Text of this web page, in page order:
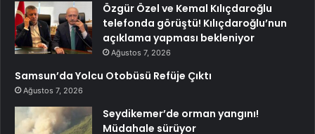
Özgür Özel ve Kemal Kılıçdaroğlu
telefonda görüştü! Kılıçdaroğlu’nun
açıklama yapması bekleniyor
Ağustos 7, 2026
Samsun’da Yolcu Otobüsü Refüje Çıktı
Ağustos 7, 2026
Seydikemer’de orman yangını!
Müdahale sürüyor